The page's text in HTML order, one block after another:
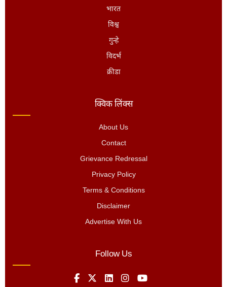
भारत
विश्व
गुन्हे
विदर्भ
क्रीडा
क्विक लिंक्स
About Us
Contact
Grievance Redressal
Privacy Policy
Terms & Conditions
Disclaimer
Advertise With Us
Follow Us